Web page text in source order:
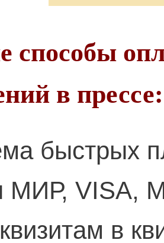
способы
в прессе:
быстрых
МИР, VISA,
в